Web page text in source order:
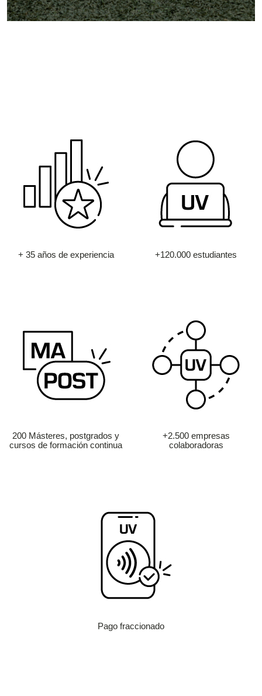
+ 35 años de experiencia +120.000 estudiantes
200 Másteres, postgrados y
cursos de formación continua
+2.500 empresas
colaboradoras
Pago fraccionado